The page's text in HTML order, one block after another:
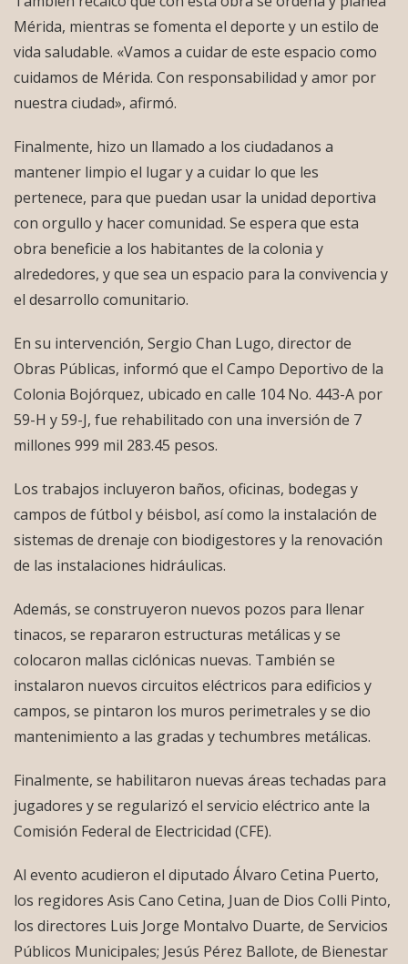
Mérida, mientras se fomenta el deporte y un estilo de
vida saludable. «Vamos a cuidar de este espacio como
cuidamos de Mérida. Con responsabilidad y amor por
nuestra ciudad», afirmó.
Finalmente, hizo un llamado a los ciudadanos a
mantener limpio el lugar y a cuidar lo que les
pertenece, para que puedan usar la unidad deportiva
con orgullo y hacer comunidad. Se espera que esta
obra beneficie a los habitantes de la colonia y
alrededores, y que sea un espacio para la convivencia y
el desarrollo comunitario.
En su intervención, Sergio Chan Lugo, director de
Obras Públicas, informó que el Campo Deportivo de la
Colonia Bojórquez, ubicado en calle 104 No. 443-A por
59-H y 59-J, fue rehabilitado con una inversión de 7
millones 999 mil 283.45 pesos.
Los trabajos incluyeron baños, oficinas, bodegas y
campos de fútbol y béisbol, así como la instalación de
sistemas de drenaje con biodigestores y la renovación
de las instalaciones hidráulicas.
Además, se construyeron nuevos pozos para llenar
tinacos, se repararon estructuras metálicas y se
colocaron mallas ciclónicas nuevas. También se
instalaron nuevos circuitos eléctricos para edificios y
campos, se pintaron los muros perimetrales y se dio
mantenimiento a las gradas y techumbres metálicas.
Finalmente, se habilitaron nuevas áreas techadas para
jugadores y se regularizó el servicio eléctrico ante la
Comisión Federal de Electricidad (CFE).
Al evento acudieron el diputado Álvaro Cetina Puerto,
los regidores Asis Cano Cetina, Juan de Dios Colli Pinto,
los directores Luis Jorge Montalvo Duarte, de Servicios
Públicos Municipales; Jesús Pérez Ballote, de Bienestar